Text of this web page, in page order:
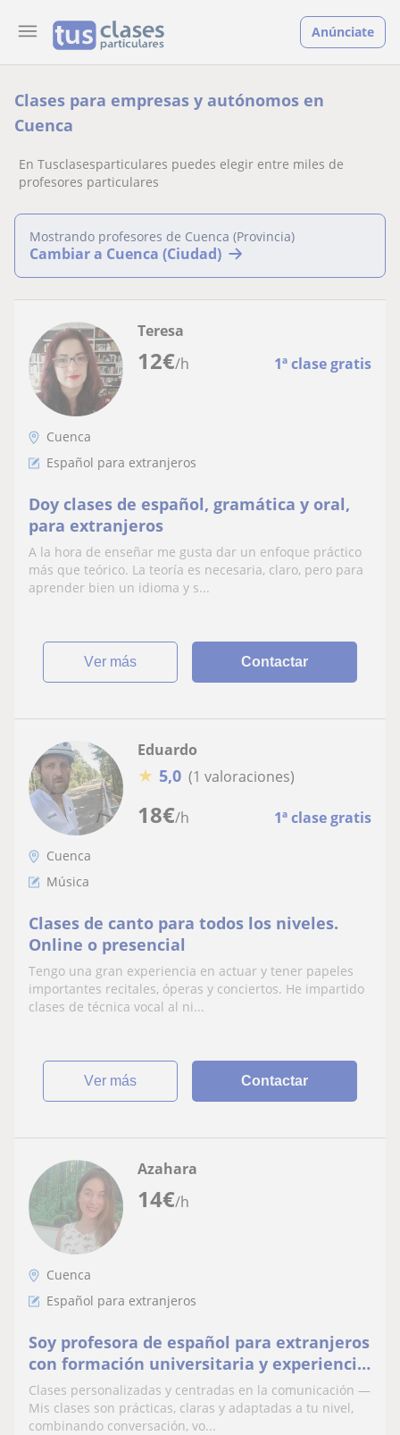
Anúnciate
Clases para empresas y autónomos en
Cuenca
En Tusclasesparticulares puedes elegir entre miles de
profesores particulares
Mostrando profesores de Cuenca (Provincia)
Cambiar a Cuenca (Ciudad)
12€/h 1ª clase gratis
Teresa
Cuenca
Español para extranjeros
Doy clases de español, gramática y oral,
para extranjeros
A la hora de enseñar me gusta dar un enfoque práctico
más que teórico. La teoría es necesaria, claro, pero para
aprender bien un idioma y s...
ver más Contactar
18€/h 1ª clase gratis
Eduardo
★ 5,0 (1 valoraciones)
Cuenca
Música
Clases de canto para todos los niveles.
Online o presencial
Tengo una gran experiencia en actuar y tener papeles
importantes recitales, óperas y conciertos. He impartido
clases de técnica vocal al ni...
ver más Contactar
14€/h
Azahara
Cuenca
Español para extranjeros
Soy profesora de español para extranjeros
con formación universitaria y experiencia
enseñando a alumnos de diferentes
países.
Clases personalizadas y centradas en la comunicación —
Mis clases son prácticas, claras y adaptadas a tu nivel,
combinando conversación, vo...